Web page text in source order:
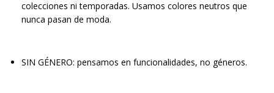
colecciones ni temporadas. Usamos colores neutros que
nunca pasan de moda.
SIN GÉNERO: pensamos en funcionalidades, no géneros.